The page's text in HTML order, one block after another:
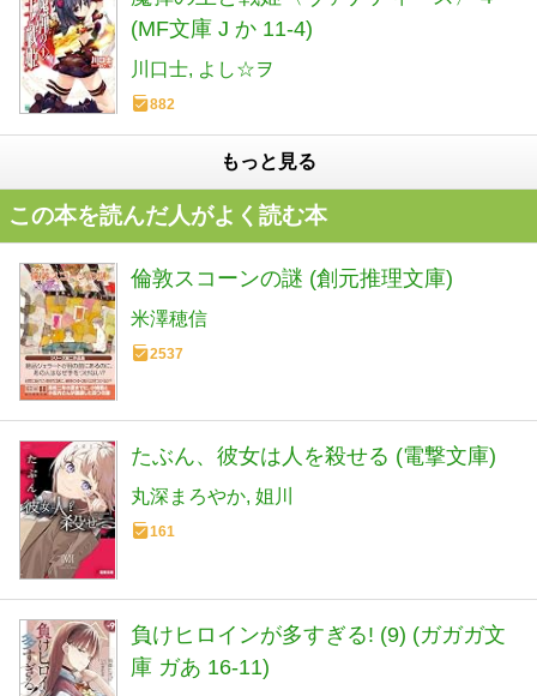
(MF文庫 J か 11-4)
川口士 よし☆ヲ
882
もっと見る
この本を読んだ人がよく読む本
倫敦スコーンの謎 (創元推理文庫)
米澤穂信
2537
たぶん、彼女は人を殺せる (電撃文庫)
丸深まろやか 姐川
161
負けヒロインが多すぎる! (9) (ガガガ文
庫 ガあ 16-11)